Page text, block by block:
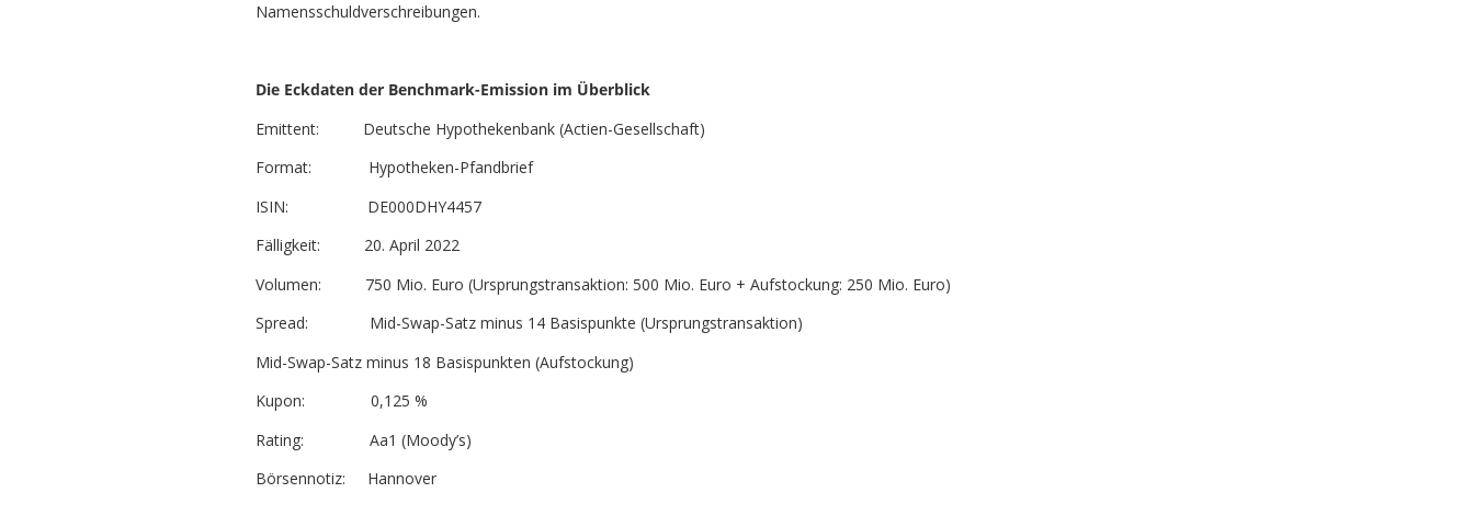
Namensschuldverschreibungen.
Die Eckdaten der Benchmark-Emission im Überblick
Emittent: Deutsche Hypothekenbank (Actien-Gesellschaft)
Format: Hypotheken-Pfandbrief
ISIN: DE000DHY4457
Fälligkeit: 20. April 2022
Volumen: 750 Mio. Euro (Ursprungstransaktion: 500 Mio. Euro + Aufstockung: 250 Mio. Euro)
Spread: Mid-Swap-Satz minus 14 Basispunkte (Ursprungstransaktion)
Mid-Swap-Satz minus 18 Basispunkten (Aufstockung)
Kupon: 0,125 %
Rating: Aa1 (Moody’s)
Börsennotiz: Hannover